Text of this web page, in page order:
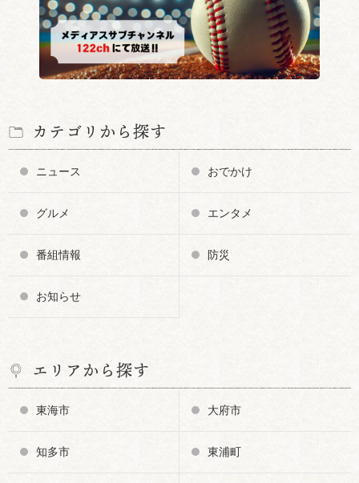
カテゴリから探す
ニュース おでかけ
グルメ エンタメ
番組情報 防災
お知らせ
エリアから探す
東海市 大府市
知多市 東浦町